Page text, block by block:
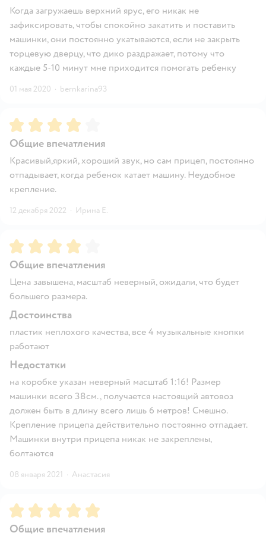
Когда загружаешь верхний ярус, его никак не
зафиксировать, чтобы спокойно закатить и поставить
машинки, они постоянно укатываются, если не закрыть
торцевую дверцу, что дико раздражает, потому что
каждые 5-10 минут мне приходится помогать ребенку
01 мая 2020 · bernkarina93
Рейтинг:4
Общие впечатления
Красивый,яркий, хороший звук, но сам прицеп, постоянно
отпадывает, когда ребенок катает машину. Неудобное
крепление.
12 декабря 2022 · Ирина Е.
Рейтинг:4
Общие впечатления
Цена завышена, масштаб неверный, ожидали, что будет
большего размера.
Достоинства
пластик неплохого качества, все 4 музыкальные кнопки
работают
Недостатки
на коробке указан неверный масштаб 1:16! Размер
машинки всего 38см., получается настоящий автовоз
должен быть в длину всего лишь 6 метров! Смешно.
Крепление прицепа действительно постоянно отпадает.
Машинки внутри прицепа никак не закреплены,
болтаются
08 января 2021 · Анастасия
Рейтинг:5
Общие впечатления